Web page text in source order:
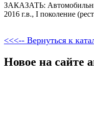
ЗАКАЗАТЬ:
2016 г.в., I поколение
<<<-- Вернуться к
Новое на сайте